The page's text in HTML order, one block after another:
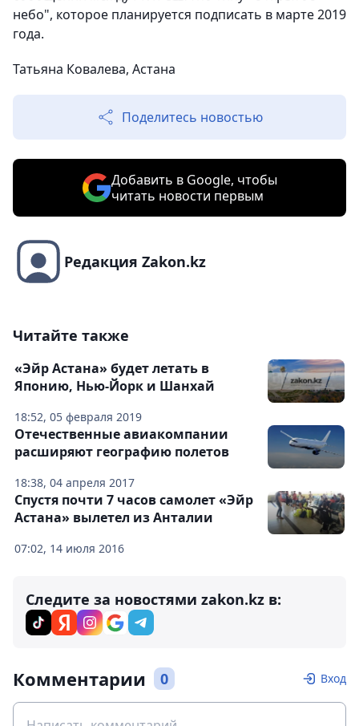
небо", которое планируется подписать в марте 2019
года.
Татьяна Ковалева, Астана
Поделитесь новостью
Добавить в Google, чтобы
читать новости первым
Редакция Zakon.kz
Читайте также
18:52, 05 февраля 2019
«Эйр Астана» будет летать в
Японию, Нью-Йорк и Шанхай
18:38, 04 апреля 2017
Отечественные авиакомпании
расширяют географию полетов
07:02, 14 июля 2016
Спустя почти 7 часов самолет «Эйр
Астана» вылетел из Анталии
Следите за новостями zakon.kz в:
Комментарии 0 Вход